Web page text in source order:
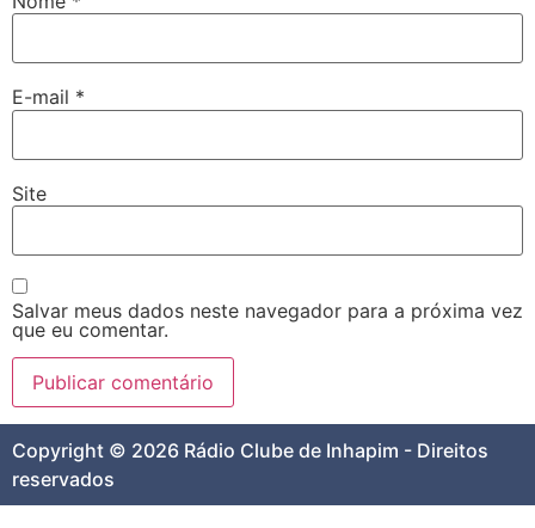
E-mail *
Site
Salvar meus dados neste navegador para a próxima vez
que eu comentar.
Copyright © 2026 Rádio Clube de Inhapim - Direitos
reservados